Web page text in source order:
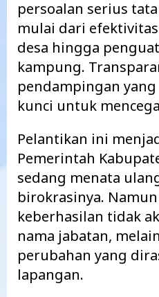
persoalan serius
mulai dari
desa hingga
kampung.
pendampingan
kunci untuk
Pelantikan ini
Pemerintah
sedang menata
birokrasinya.
keberhasilan tidak
nama jabatan,
perubahan yang
lapangan.